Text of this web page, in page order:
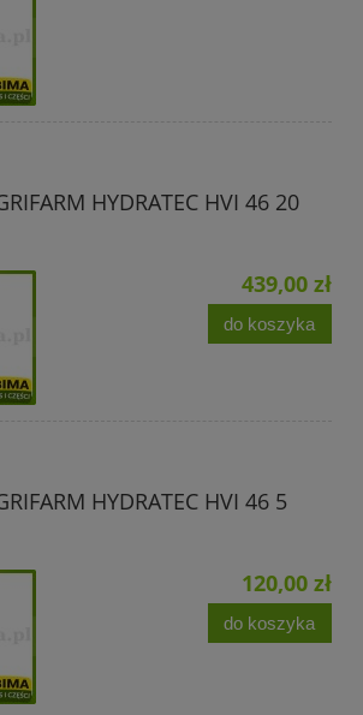
HYDRATEC HVI 46 20
439,00 zł
do koszyka
HYDRATEC HVI 46 5
120,00 zł
do koszyka